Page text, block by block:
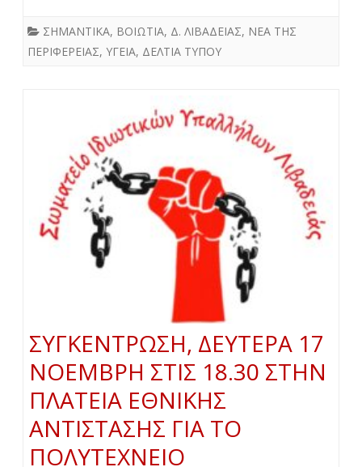
ΣΗΜΑΝΤΙΚΑ, ΒΟΙΩΤΙΑ, Δ. ΛΙΒΑΔΕΙΑΣ, ΝΕΑ ΤΗΣ
ΠΕΡΙΦΕΡΕΙΑΣ, ΥΓΕΙΑ, ΔΕΛΤΙΑ ΤΥΠΟΥ
ΣΥΓΚΕΝΤΡΩΣΗ, ΔΕΥΤΕΡΑ 17
ΝΟΕΜΒΡΗ ΣΤΙΣ 18.30 ΣΤΗΝ
ΠΛΑΤΕΙΑ ΕΘΝΙΚΗΣ
ΑΝΤΙΣΤΑΣΗΣ ΓΙΑ ΤΟ
ΠΟΛΥΤΕΧΝΕΙΟ